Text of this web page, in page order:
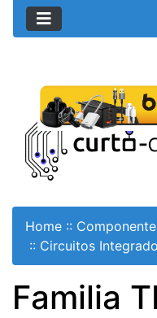
Home ::
:: Circuitos
Familia